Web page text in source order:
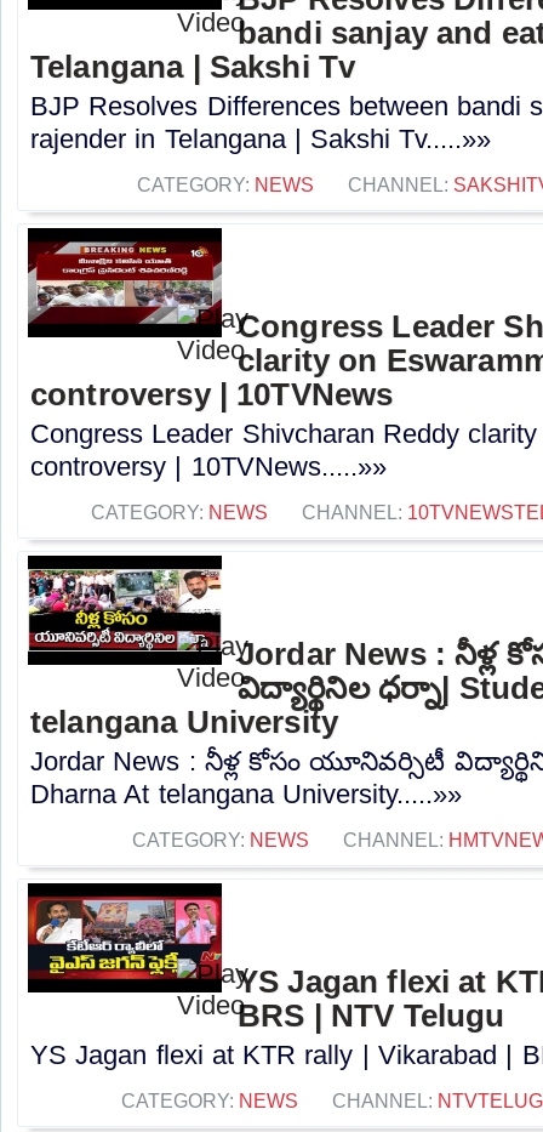
bandi sanjay and
Telangana | Sakshi Tv
BJP Resolves Differences between bandi
rajender in Telangana | Sakshi Tv.....»»
CATEGORY: NEWS CHANNEL:
Congress Leader
clarity on
controversy | 10TVNews
Congress Leader Shivcharan Reddy
controversy | 10TVNews.....»»
CATEGORY: NEWS CHANNEL:
Jordar News : నీళ్ల
విద్యార్థినిల ధర్నా|
telangana University
Jordar News : నీళ్ల కోసం యూనివర్సిటీ
Dharna At telangana University.....»»
CATEGORY: NEWS CHANNEL:
YS Jagan flexi at
BRS | NTV Telugu
YS Jagan flexi at KTR rally | Vikarabad |
CATEGORY: NEWS CHANNEL: